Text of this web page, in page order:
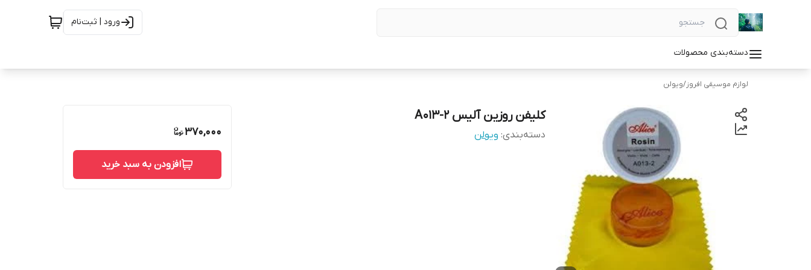
ورود | ثبت‌نام
دسته‌بندی محصولات
لوازم موسیقی افروز/ویولن
کلیفن روزین آلیس A013-2
دسته‌بندی: ویولن 370,000
افزودن به سبد خرید